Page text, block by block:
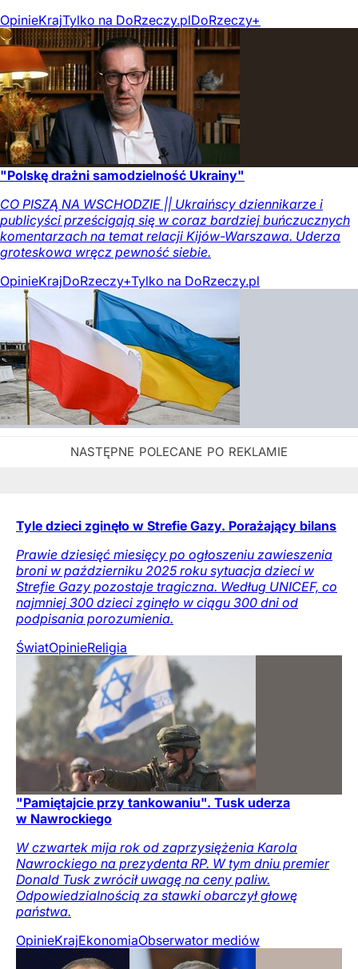
OpinieKrajTylko na DoRzeczy.plDoRzeczy+
"Polskę drażni samodzielność Ukrainy"
CO PISZĄ NA WSCHODZIE || Ukraińscy dziennikarze i
publicyści prześcigają się w coraz bardziej buńczucznych
komentarzach na temat relacji Kijów-Warszawa. Uderza
groteskowa wręcz pewność siebie.
OpinieKrajDoRzeczy+Tylko na DoRzeczy.pl
Tyle dzieci zginęło w Strefie Gazy. Porażający bilans
Prawie dziesięć miesięcy po ogłoszeniu zawieszenia
broni w październiku 2025 roku sytuacja dzieci w
Strefie Gazy pozostaje tragiczna. Według UNICEF, co
najmniej 300 dzieci zginęło w ciągu 300 dni od
podpisania porozumienia.
ŚwiatOpinieReligia
"Pamiętajcie przy tankowaniu". Tusk uderza
w Nawrockiego
W czwartek mija rok od zaprzysiężenia Karola
Nawrockiego na prezydenta RP. W tym dniu premier
Donald Tusk zwrócił uwagę na ceny paliw.
Odpowiedzialnością za stawki obarczył głowę
państwa.
OpinieKrajEkonomiaObserwator mediów